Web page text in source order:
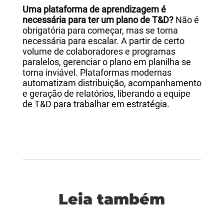
Uma plataforma de aprendizagem é
necessária para ter um plano de T&D?Não é
obrigatória para começar, mas se torna
necessária para escalar. A partir de certo
volume de colaboradores e programas
paralelos, gerenciar o plano em planilha se
torna inviável. Plataformas modernas
automatizam distribuição, acompanhamento
e geração de relatórios, liberando a equipe
de T&D para trabalhar em estratégia.
Leia também